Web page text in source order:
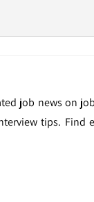
job news on
tips. Find